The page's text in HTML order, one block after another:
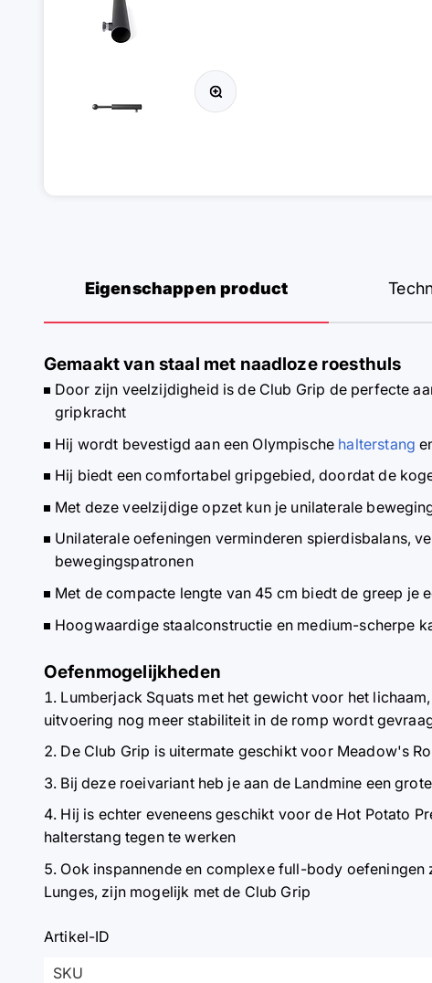
Afbeelding vergroten
Eigenschappen product
Gemaakt van staal met naadloze roesthuls
Door zijn veelzijdigheid is de Club Grip de perfecte
gripkracht
Hij wordt bevestigd aan een Olympische halterstang
Hij biedt een comfortabel gripgebied, doordat de
Met deze veelzijdige opzet kun je unilaterale
Unilaterale oefeningen verminderen spierdisbalans,
bewegingspatronen
Met de compacte lengte van 45 cm biedt de greep
Hoogwaardige staalconstructie en medium-scherpe
Oefenmogelijkheden
Lumberjack Squats met het gewicht voor het
uitvoering nog meer stabiliteit in de romp wordt
De Club Grip is uitermate geschikt voor Meadow's
Bij deze roeivariant heb je aan de Landmine een
Hij is echter eveneens geschikt voor de Hot Potato
halterstang tegen te werken
Ook inspannende en complexe full-body oefeningen
Lunges, zijn mogelijk met de Club Grip
Artikel-ID
SKU